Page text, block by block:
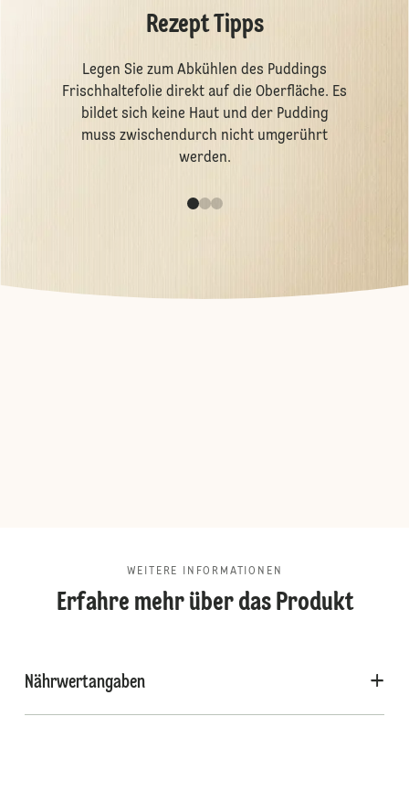
Rezept Tipps
Legen Sie zum Abkühlen des Puddings
Frischhaltefolie direkt auf die Oberfläche. Es
bildet sich keine Haut und der Pudding
muss zwischendurch nicht umgerührt
werden.
WEITERE INFORMATIONEN
Erfahre mehr über das Produkt
Nährwertangaben